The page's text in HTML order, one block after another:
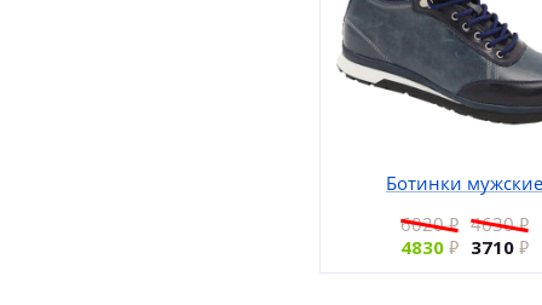
Ботинки мужские
6020
4830
4630
3710